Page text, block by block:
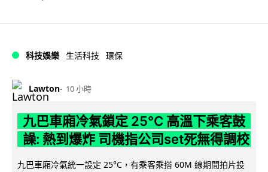
科技娛樂 生活科技 環保
Lawton 10 小時
九巴車廂冷氣鎖定 25°C 高溫下乘客鼓
譟: 熱到爆炸 司機指公司set死無得調校
九巴車廂冷氣統一設定 25°C，有乘客乘搭 60M 線期間拍片投